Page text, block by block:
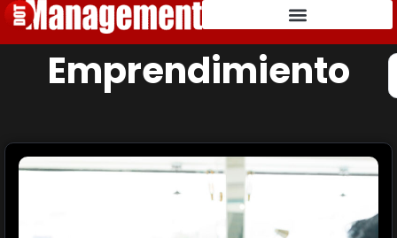
Emprendimiento